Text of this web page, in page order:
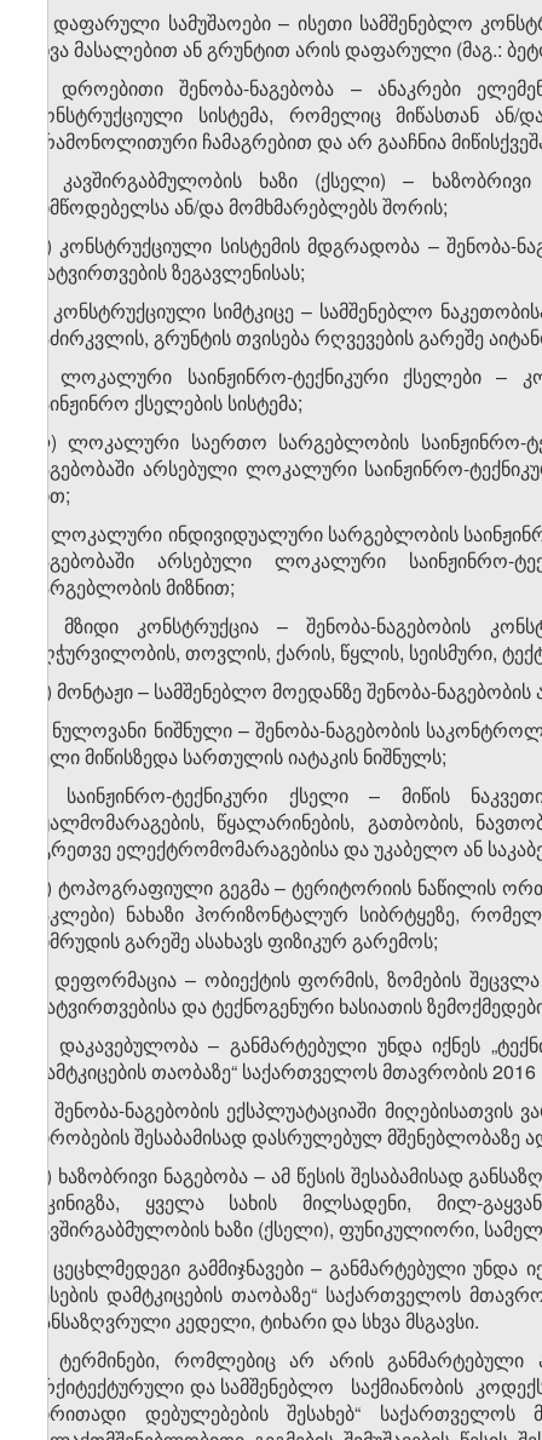
ე) დაფარული სამუშაოები – ისეთი სამშენებლო
სხვა მასალებით ან გრუნტით არის დაფარული (მაგ.:
ვ) დროებითი შენობა-ნაგებობა – ანაკრები
კონსტრუქციული სისტემა, რომელიც მიწასთან
არამონოლითური ჩამაგრებით და არ გააჩნია
ზ) კავშირგაბმულობის ხაზი (ქსელი) –
მიმწოდებელსა ან/და მომხმარებლებს შორის;
თ) კონსტრუქციული სისტემის მდგრადობა – შენობა-
დატვირთვების ზეგავლენისას;
ი) კონსტრუქციული სიმტკიცე – სამშენებლო
საძირკვლის, გრუნტის თვისება რღვევების გარეშე
კ) ლოკალური საინჟინრო-ტექნიკური ქსელები –
საინჟინრო ქსელების სისტემა;
ლ) ლოკალური საერთო სარგებლობის საინჟინრო-
ნაგებობაში არსებული ლოკალური საინჟინრო-
ნით;
მ) ლოკალური ინდივიდუალური სარგებლობის
ნაგებობაში არსებული ლოკალური საინჟინრო-
სარგებლობის მიზნით;
ნ) მზიდი კონსტრუქცია – შენობა-ნაგებობის
აღჭურვილობის, თოვლის, ქარის, წყლის, სეისმური,
ო) მონტაჟი – სამშენებლო მოედანზე შენობა-ნაგებობის
პ) ნულოვანი ნიშნული – შენობა-ნაგებობის
ველი მიწისზედა სართულის იატაკის ნიშნულს;
ჟ) საინჟინრო-ტექნიკური ქსელი – მიწის
წყალმომარაგების, წყალარინების, გათბობის,
აგრეთვე ელექტრომომარაგებისა და უკაბელო ან
რ) ტოპოგრაფიული გეგმა – ტერიტორიის ნაწილის
ნაკლები) ნახაზი ჰორიზონტალურ სიბრტყეზე,
სიმრუდის გარეშე ასახავს ფიზიკურ გარემოს;
ს) დეფორმაცია – ობიექტის ფორმის, ზომების
დატვირთვებისა და ტექნოგენური ხასიათის
ტ) დაკავებულობა – განმარტებული უნდა იქნეს
დამტკიცების თაობაზე“ საქართველოს მთავრობის
უ) შენობა-ნაგებობის ექსპლუატაციაში
პირობების შესაბამისად დასრულებულ
ფ) ხაზობრივი ნაგებობა – ამ წესის შესაბამისად
რკინიგზა, ყველა სახის მილსადენი, მილ-
კავშირგაბმულობის ხაზი (ქსელი), ფუნიკულიორი,
ქ) ცეცხლმედეგი გამმიჯნავები – განმარტებული
წესების დამტკიცების თაობაზე“ საქართველოს
განსაზღვრული კედელი, ტიხარი და სხვა მსგავსი.
2. ტერმინები, რომლებიც არ არის განმარტებული
არქიტექტურული და სამშენებლო საქმიანობის
ძირითადი დებულებების შესახებ“